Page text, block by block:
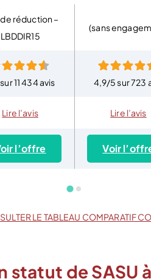
réduction –
LBDDIR15
11 434 avis
Lire l’avis
l’offre
(sans
4,9/5 sur 723
Lire l’avis
Voir
LE TABLEAU COMPARATIF
statut de SASU